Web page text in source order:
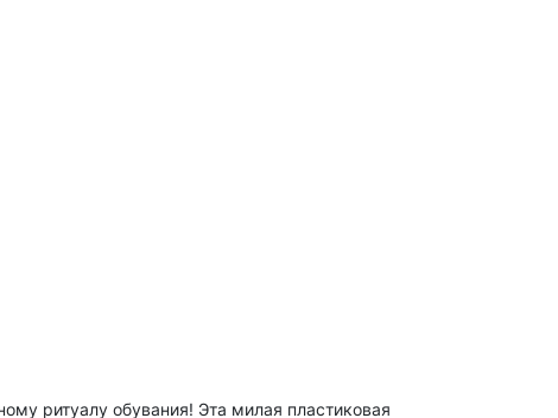
ритуалу обувания! Эта милая пластиковая